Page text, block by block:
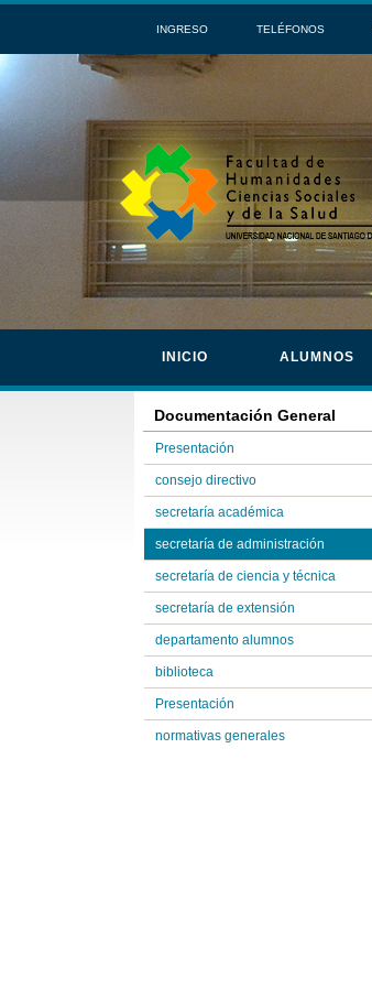
INGRESO TELÉFONOS
INICIO ALUMNOS
Documentación General
Presentación
consejo directivo
secretaría académica
secretaría de administración
secretaría de ciencia y técnica
secretaría de extensión
departamento alumnos
biblioteca
Presentación
normativas generales